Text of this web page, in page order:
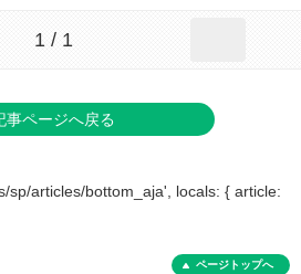
1 / 1
事ページへ戻る
sp/articles/bottom_aja', locals: { article:
ページトップへ